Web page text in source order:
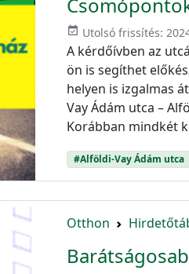
event_available Utolsó frissítés:
A kérdőívben az
ön is segíthet
helyen is izgalmas
Vay Ádám utca –
Korábban mindkét
#Alföldi-Vay Ádám utca
Otthon